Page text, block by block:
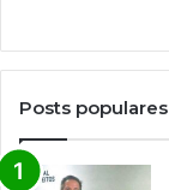
Posts populares